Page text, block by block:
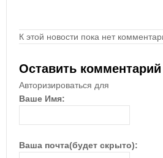
К этой новости пока нет
Оставить комментарий
Авторизироваться для
Ваше Имя:
Ваша почта(будет скрыто):